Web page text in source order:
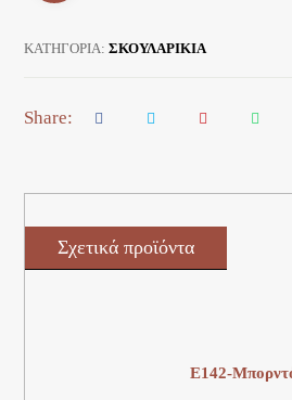
ΚΑΤΗΓΟΡΊΑ:ΣΚΟΥΛΑΡΙΚΙΑ
Σχετικά προϊόντα
E142-